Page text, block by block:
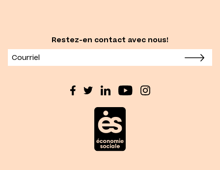
Restez-en contact avec nous!